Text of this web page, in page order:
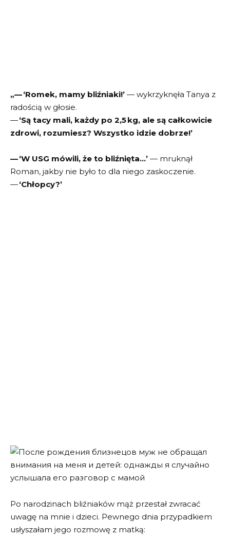
„— ‘Romek, mamy bliźniaki!’ — wykrzyknęła Tanya z
radością w głosie.
—‘Są tacy mali, każdy po 2,5 kg, ale są całkowicie
zdrowi, rozumiesz? Wszystko idzie dobrze!’
— ‘W USG mówili, że to bliźnięta…’ — mruknął
Roman, jakby nie było to dla niego zaskoczenie.
—‘Chłopcy?’
Po narodzinach bliźniaków mąż przestał zwracać
uwagę na mnie i dzieci. Pewnego dnia przypadkiem
usłyszałam jego rozmowę z matką: